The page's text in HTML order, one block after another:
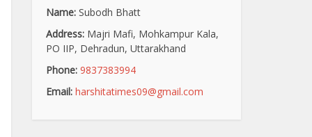
Name: Subodh Bhatt
Address: Majri Mafi, Mohkampur Kala,
PO IIP, Dehradun, Uttarakhand
Phone: 9837383994
Email: harshitatimes09@gmail.com